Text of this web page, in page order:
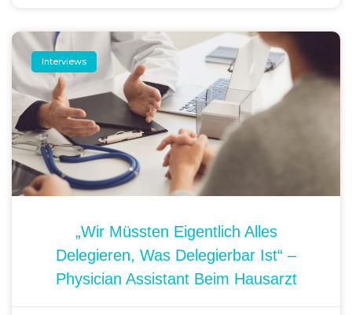
Interviews
„Wir Müssten Eigentlich Alles
Delegieren, Was Delegierbar Ist“ –
Physician Assistant Beim Hausarzt